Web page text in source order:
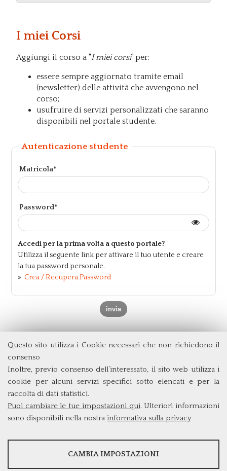
Questo sito utilizza i Cookie necessari che non richiedono il
consenso
Inoltre, previo consenso dell’interessato, il sito web utilizza i
cookie per alcuni servizi specifici sotto elencati e per la
raccolta di dati statistici.
Puoi cambiare le tue impostazioni qui. Ulteriori informazioni
sono disponibili nella nostra informativa sulla privacy
STATISTICHE
CAMBIA IMPOSTAZIONI
I miei Corsi
Aggiungi il corso a "I miei corsi" per:
essere sempre aggiornato tramite email
(newsletter) delle attività che avvengono nel
corso;
usufruire di servizi personalizzati che saranno
disponibili nel portale studente.
Autenticazione studente
Matricola*
Password*
Accedi per la prima volta a questo portale?
Utilizza il seguente link per attivare il tuo utente e creare
la tua password personale.
» Crea / Recupera Password
Università degli Studi di Roma Tor Vergata
Via Columbia, 2
00133 Roma (Italia)
Tel. +39 06 7259 5715
triennio@clef.uniroma2.it